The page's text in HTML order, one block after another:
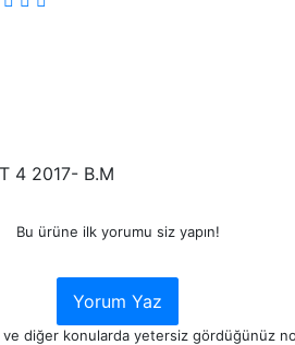
4 2017- B.M
Bu ürüne ilk yorumu siz yapın!
Yorum Yaz
diğer konularda yetersiz gördüğünüz